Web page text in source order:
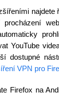
najdete
procházení
YouTube
dostupné
VPN pro
Firefox na